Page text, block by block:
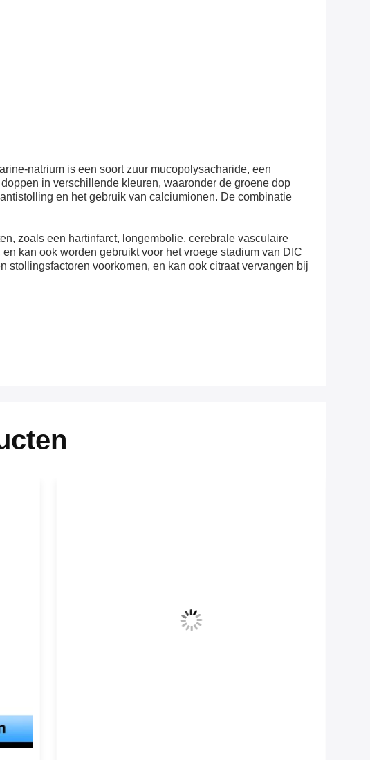
natrium is een soort zuur mucopolysacharide, een
in verschillende kleuren, waaronder de groene dop
en het gebruik van calciumionen. De combinatie
zoals een hartinfarct, longembolie, cerebrale vasculaire
kan ook worden gebruikt voor het vroege stadium van DIC
voorkomen, en kan ook citraat vervangen bij